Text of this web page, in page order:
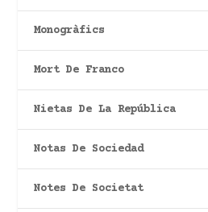
Monogràfics
Mort De Franco
Nietas De La República
Notas De Sociedad
Notes De Societat